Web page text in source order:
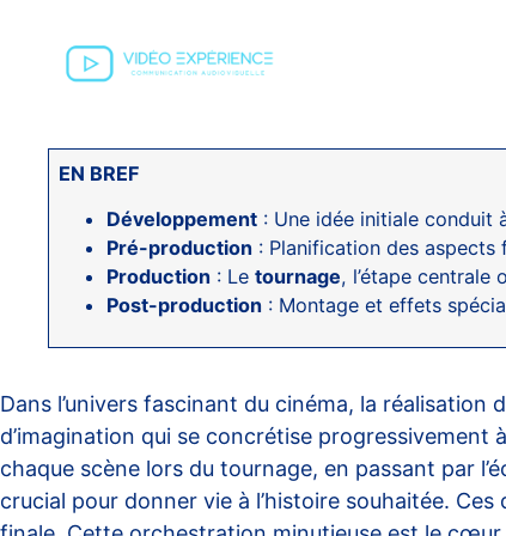
EN BREF
Développement : Une idée initiale conduit
Pré-production : Planification des
Production : Letournage, l’étape centrale
Post-production : Montage et effets
Dans l’univers fascinant du cinéma, la
d’imagination qui se concrétise progressivement
chaque scène lors du tournage, en passant par
crucial pour donner vie à l’histoire souhaitée.